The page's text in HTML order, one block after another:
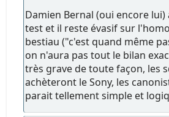
Damien Bernal (oui encore
test et il reste évasif sur
bestiau ("c'est quand même
on n'aura pas tout le bilan
très grave de toute façon, les
achèteront le Sony, les
parait tellement simple et